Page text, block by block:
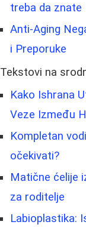
treba da znate
Anti-Aging
i Preporuke
Tekstovi na
Kako Ishrana
Veze Između
Kompletan
očekivati?
Matične ćelije
za roditelje
Labioplastika: